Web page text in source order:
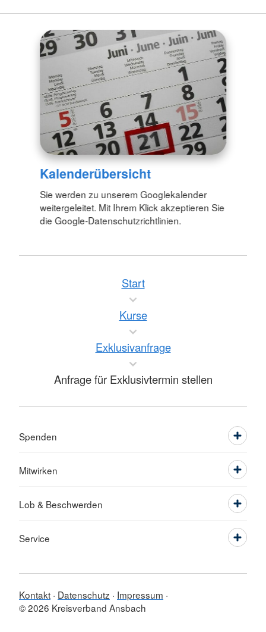
Kalenderübersicht
Sie werden zu unserem Googlekalender
weitergeleitet. Mit Ihrem Klick akzeptieren Sie
die Google-Datenschutzrichtlinien.
Start
Kurse
Exklusivanfrage
Anfrage für Exklusivtermin stellen
Spenden
Mitwirken
Lob & Beschwerden
Service
Kontakt Datenschutz
Impressum
© 2026 Kreisverband Ansbach